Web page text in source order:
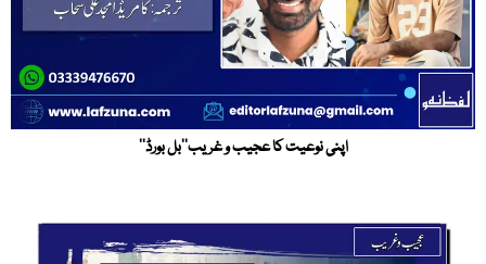
اپنی نوعیت کا عجیب و غریب’’بل بورڈ‘‘